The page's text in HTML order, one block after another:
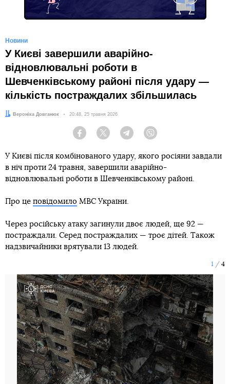
Новини
У Києві завершили аварійно-
відновлювальні роботи в
Шевченківському районі після удару —
кількість постраждалих збільшилась
Автор:Вероніка Довганюк Дата:
20:48, 25 травня 2026
Facebook Twitter Telegram
У Києві після комбінованого удару, якого росіяни завдали
в ніч проти 24 травня, завершили аварійно-
відновлювальні роботи в Шевченківському районі.
Про це повідомило МВС України.
Через російську атаку загинули двоє людей, ще 92 —
постраждали. Серед постраждалих — троє дітей. Також
надзвичайники врятували 13 людей.
1 4